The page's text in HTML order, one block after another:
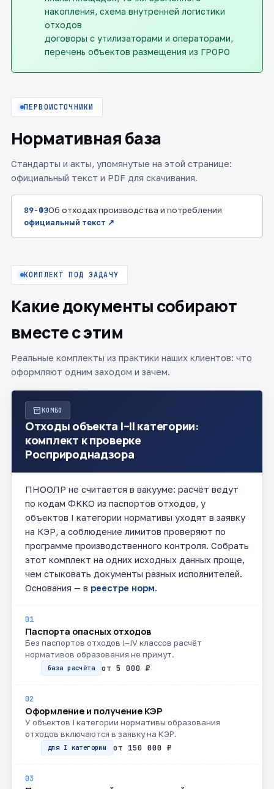
накопления, схема внутренней логистики
отходов
договоры с утилизаторами и операторами,
перечень объектов размещения из ГРОРО
ПЕРВОИСТОЧНИКИ
Нормативная база
Стандарты и акты, упомянутые на этой странице:
официальный текст и PDF для скачивания.
89-ФЗОб отходах производства и потребления
официальный текст ↗
КОМПЛЕКТ ПОД ЗАДАЧУ
Какие документы собирают
вместе с этим
Реальные комплекты из практики наших клиентов: что
оформляют одним заходом и зачем.
inventory_2КОМБО
Отходы объекта I–II категории:
комплект к проверке
Росприроднадзора
ПНООЛР не считается в вакууме: расчёт ведут
по кодам ФККО из паспортов отходов, у
объектов I категории нормативы уходят в заявку
на КЭР, а соблюдение лимитов проверяют по
программе производственного контроля. Собрать
этот комплект на одних исходных данных проще,
чем стыковать документы разных исполнителей.
Основания — в реестре норм.
01
Паспорта опасных отходов
Без паспортов отходов I–IV классов расчёт
нормативов образования не примут.
база расчёта от 5 000 ₽
02
Оформление и получение КЭР
У объектов I категории нормативы образования
отходов включаются в заявку на КЭР.
для I категории от 150 000 ₽
03